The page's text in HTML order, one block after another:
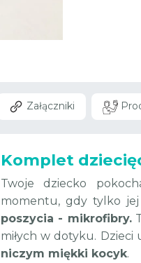
Załączniki
Komplet
Twoje dziecko
momentu, gdy tylko jej
poszycia - mikrofibry.
miłych w dotyku. Dzieci
niczym miękki kocyk.